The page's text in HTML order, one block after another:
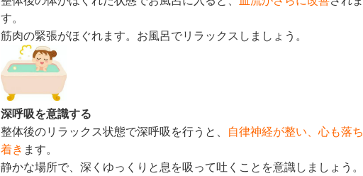
す。
筋肉の緊張がほぐれます。お風呂でリラックスしましょう。
深呼吸を意識する
整体後のリラックス状態で深呼吸を行うと、
自律神経が整い、心も落ち
着き ます。
静かな場所で、深くゆっくりと息を吸って吐くことを意識しましょう。